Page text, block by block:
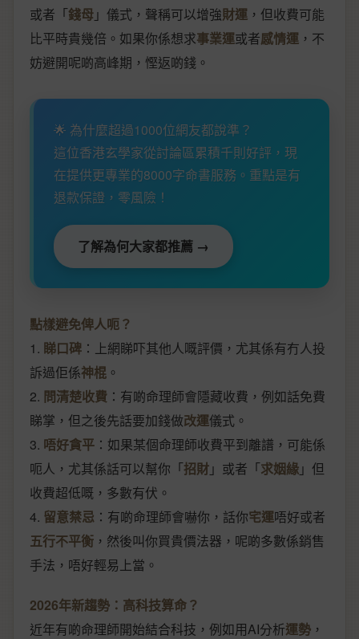
或者「錢母」儀式，聲稱可以增強財運 ，但收費可能
比平時貴幾倍。如果你係想求事業運或者感情運 ，不
妨避開呢啲高峰期，慳返啲錢。
🌟 為什麼超過1000位網友都說準？
這位香港玄學家從討論區累積千則好評，現
在提供更專業的8000字命書服務。重點是有
退款保證，零風險！
了解為何大家都推薦 →
點樣避免俾人呃？
1. 睇口碑 ：上網睇吓其他人嘅評價，尤其係有冇人投
訴過佢係神棍 。
2. 問清楚收費 ：有啲命理師會隱藏收費，例如話免費
睇掌，但之後先話要加錢做改運儀式。
3. 唔好貪平 ：如果某個命理師收費平到離譜，可能係
呃人，尤其係話可以幫你「招財」或者「求姻緣」但
收費超低嘅，多數有伏。
4. 留意禁忌 ：有啲命理師會嚇你，話你宅運唔好或者
五行不平衡 ，然後叫你買貴價法器，呢啲多數係銷售
手法，唔好輕易上當。
2026年新趨勢：高科技算命？
近年有啲命理師開始結合科技，例如用AI分析運勢 ，